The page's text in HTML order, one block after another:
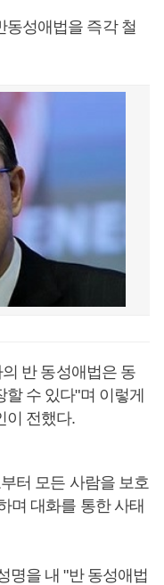
동성애법을 즉각 철
반 동성애법은 동
수 있다"며 이렇게
이 전했다.
터 모든 사람을 보호
며 대화를 통한 사태
명을 내 "반 동성애법